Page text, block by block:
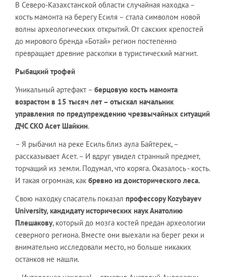
В Северо-Казахстанской области случайная находка –
кость мамонта на берегу Есиля – стала символом новой
волны археологических открытий. От сакских крепостей
до мирового бренда «Ботай» регион постепенно
превращает древние раскопки в туристический магнит.
Рыбацкий трофей
Уникальный артефакт – берцовую кость мамонта
возрастом в 15 тысяч лет – отыскал начальник
управления по предупреждению чрезвычайных ситуаций
ДЧС СКО Асет Шайкин.
– Я рыбачил на реке Есиль близ аула Байтерек, –
рассказывает Асет. – И вдруг увидел странный предмет,
торчащий из земли. Подумал, что коряга. Оказалось - кость.
И такая огромная, как бревно из доисторического леса.
Свою находку спасатель показал профессоруKozybayev
University, кандидату исторических наук Анатолию
Плешакову, который до мозга костей предан археологии
северного региона. Вместе они выехали на берег реки и
внимательно исследовали место, но больше никаких
останков не нашли.